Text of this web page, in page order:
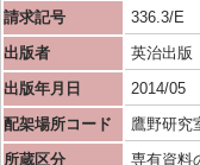
請求記号
336.3/E
出版者
英治出版
出版年月日
2014/05
配架場所コード
鷹野研究
所蔵区分
専有資料